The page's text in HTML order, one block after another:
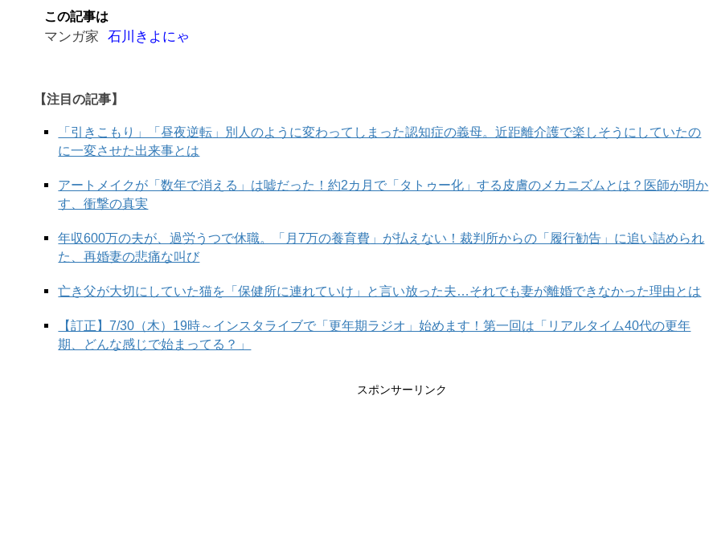
この記事は
マンガ家 石川きよにゃ
【注目の記事】
「引きこもり」「昼夜逆転」別人のように変わってしまった認知症の義母。近距離介護で楽しそうにしていたの
に一変させた出来事とは
アートメイクが「数年で消える」は嘘だった！約2カ月で「タトゥー化」する皮膚のメカニズムとは？医師が明か
す、衝撃の真実
年収600万の夫が、過労うつで休職。「月7万の養育費」が払えない！裁判所からの「履行勧告」に追い詰められ
た、再婚妻の悲痛な叫び
亡き父が大切にしていた猫を「保健所に連れていけ」と言い放った夫…それでも妻が離婚できなかった理由とは
【訂正】7/30（木）19時～インスタライブで「更年期ラジオ」始めます！第一回は「リアルタイム40代の更年
期、どんな感じで始まってる？」
スポンサーリンク